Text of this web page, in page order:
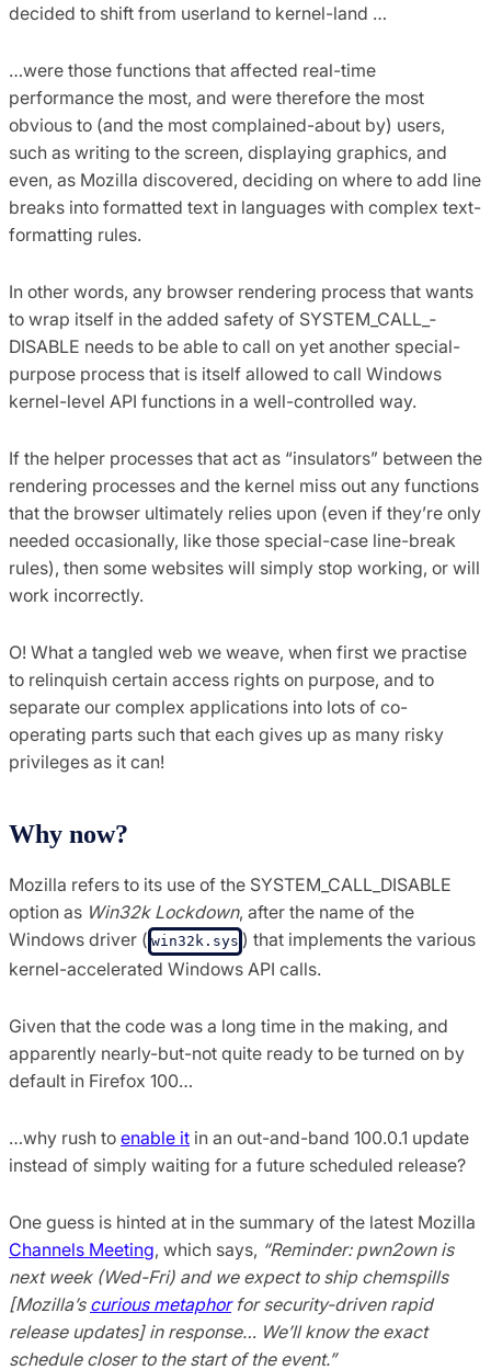
decided to shift from userland to kernel-land …
…were those functions that affected real-time
performance the most, and were therefore the most
obvious to (and the most complained-about by) users,
such as writing to the screen, displaying graphics, and
even, as Mozilla discovered, deciding on where to add line
breaks into formatted text in languages with complex text-
formatting rules.
In other words, any browser rendering process that wants
to wrap itself in the added safety of SYSTEM_CALL_­
DISABLE needs to be able to call on yet another special-
purpose process that is itself allowed to call Windows
kernel-level API functions in a well-controlled way.
If the helper processes that act as “insulators” between the
rendering processes and the kernel miss out any functions
that the browser ultimately relies upon (even if they’re only
needed occasionally, like those special-case line-break
rules), then some websites will simply stop working, or will
work incorrectly.
O! What a tangled web we weave, when first we practise
to relinquish certain access rights on purpose, and to
separate our complex applications into lots of co-
operating parts such that each gives up as many risky
privileges as it can!
Why now?
Mozilla refers to its use of the SYSTEM_CALL_­DISABLE
option as Win32k Lockdown, after the name of the
Windows driver ( win32k.sys ) that implements the various
kernel-accelerated Windows API calls.
Given that the code was a long time in the making, and
apparently nearly-but-not quite ready to be turned on by
default in Firefox 100…
…why rush to enable it in an out-and-band 100.0.1 update
instead of simply waiting for a future scheduled release?
One guess is hinted at in the summary of the latest Mozilla
Channels Meeting, which says, “Reminder: pwn2own is
next week (Wed-Fri) and we expect to ship chemspills
[Mozilla’s curious metaphorforsecurity-driven rapid
release updates] in response… We’ll know the exact
schedule closer to the start of the event.”